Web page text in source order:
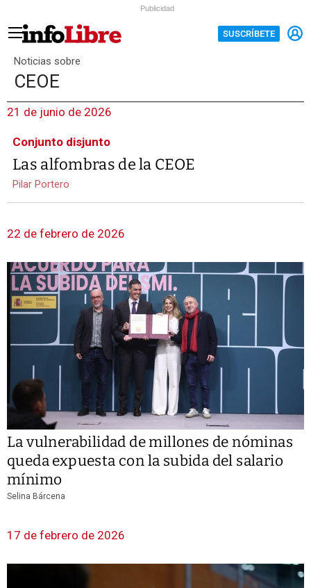
Publicidad
SUSCRÍBETE
Noticias sobre
CEOE
21 de junio de 2026
Conjunto disjunto
Las alfombras de la CEOE
Pilar Portero
22 de febrero de 2026
La vulnerabilidad de millones de nóminas
queda expuesta con la subida del salario
mínimo
Selina Bárcena
17 de febrero de 2026